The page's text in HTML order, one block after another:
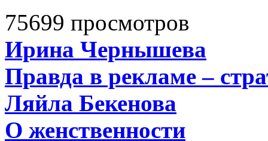
75699 просмотров
Ирина Чернышева
Правда в рекламе –
Ляйла Бекенова
О женственности